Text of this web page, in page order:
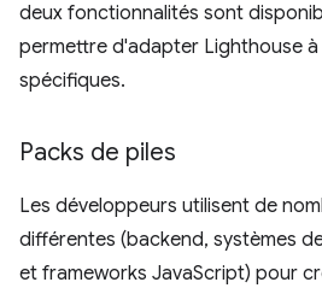
deux fonctionnalités sont
permettre d'adapter Lighthouse à
spécifiques.
Packs de piles
Les développeurs utilisent de
différentes (backend, systèmes
et frameworks JavaScript) pour